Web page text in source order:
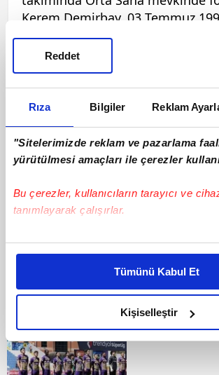
Rıza Bilgiler Reklam
"Sitelerimizde reklam ve pazarlama
yürütülmesi amaçları ile çerezler
Bu çerezler, kullanıcıların tarayıcı ve
tanımlayarak çalışırlar.
Bu çerezlere izin vermeniz halinde
daha iyi reklam deneyimi yaşatabiliriz.
amacımızın size daha iyi bir reklam
olduğunu ve sizlere en iyi içerikleri
elimizden gelen çabayı gösterdiğimizi ve
reklamların maliyetlerimizi karşılamak
kalemimiz olduğunu sizlere hatırlatmak
Tümünü Kabul Et
Kişiselleştir
Reddet
Kerem Demirbay, 03 Temmuz
dünyaya gelmiştir. 183 cm
olan Kerem Demirbay, Sol ayağını
kullanmaktadır. Bu sezon ilk
çıkan Kerem Demirbay, 0 sarı
kırmızı kart görmüştür. Kerem
sezon 0 asist ve 0 gol katkısı ile
oynamaktadır.